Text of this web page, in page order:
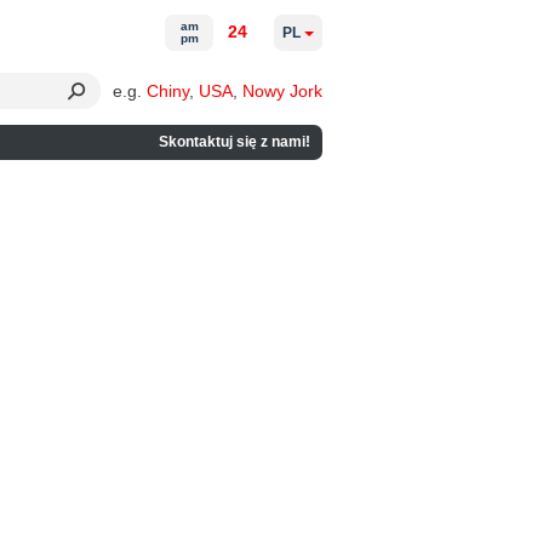
e.g. Chiny, USA Nowy Jork
Skontaktuj się z nami!
am
pm
24 PL